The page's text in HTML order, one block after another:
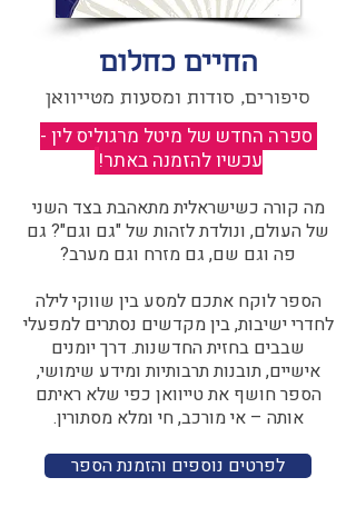
החיים כחלום
סיפורים, סודות ומסעות מטייוואן
ספרה החדש של מיטל מרגוליס לין -
עכשיו להזמנה באתר!
מה קורה כשישראלית מתאהבת בצד השני
של העולם, ונולדת לזהות של "גם וגם"? גם
פה וגם שם, גם מזרח וגם מערב?​​
הספר לוקח אתכם למסע בין שווקי לילה
לחדרי ישיבות, בין מקדשים נסתרים למפעלי
שבבים בחזית החדשנות. דרך יומנים
אישיים, תובנות תרבותיות ומידע שימושי,
הספר חושף את טייוואן כפי שלא ראיתם
אותה – אי מורכב, חי ומלא מסתורין.
לפרטים נוספים והזמנת הספר